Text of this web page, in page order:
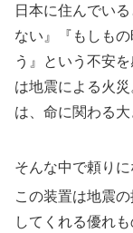
日本に住んでい
ない』『もしも
う』という不安
は地震による火
は、命に関わる大
そんな中で頼り
この装置は地震
してくれる優れ